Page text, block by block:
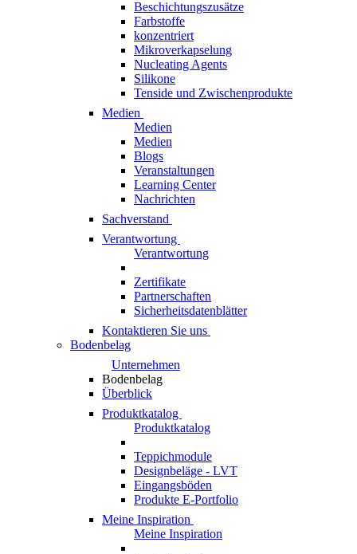
Beschichtungszusätze
Farbstoffe
konzentriert
Mikroverkapselung
Nucleating Agents
Silikone
Tenside und Zwischenprodukte
Medien
Medien
Medien
Blogs
Veranstaltungen
Learning Center
Nachrichten
Sachverstand
Verantwortung
Verantwortung
Zertifikate
Partnerschaften
Sicherheitsdatenblätter
Kontaktieren Sie uns
Bodenbelag
Unternehmen
Bodenbelag
Überblick
Produktkatalog
Produktkatalog
Teppichmodule
Designbeläge - LVT
Eingangsböden
Produkte E-Portfolio
Meine Inspiration
Meine Inspiration